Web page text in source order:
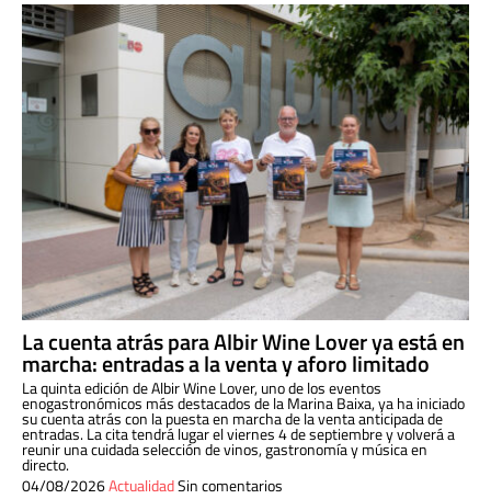
La cuenta atrás para Albir Wine Lover ya está en
marcha: entradas a la venta y aforo limitado
La quinta edición de Albir Wine Lover, uno de los eventos
enogastronómicos más destacados de la Marina Baixa, ya ha iniciado
su cuenta atrás con la puesta en marcha de la venta anticipada de
entradas. La cita tendrá lugar el viernes 4 de septiembre y volverá a
reunir una cuidada selección de vinos, gastronomía y música en
directo.
04/08/2026ActualidadSin comentarios